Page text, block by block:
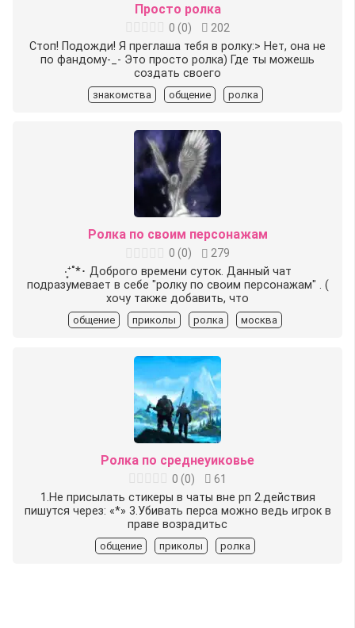
Просто ролка
0 (0)
202
Стоп! Подожди! Я преглаша тебя в ролку:> Нет, она не
по фандому-_- Это просто ролка) Где ты можешь
создать своего
знакомства общение ролка
Ролка по своим персонажам
0 (0)
279
‧͙⁺˚*･ Доброго времени суток. Данный чат
подразумевает в себе "ролку по своим персонажам" . (
хочу также добавить, что
общение приколы ролка москва
Ролка по среднеуиковье
0 (0)
61
1.Не присылать стикеры в чаты вне рп 2.действия
пишутся через: «*» 3.Убивать перса можно ведь игрок в
праве возрадитьс
общение приколы ролка